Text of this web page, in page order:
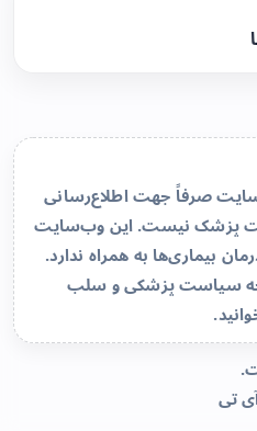
صرفاً جهت اطلاع‌رسانی
پزشک نیست. این وب‌سایت
بیماری‌ها به همراه ندارد.
سیاست پزشکی و سلب
تی